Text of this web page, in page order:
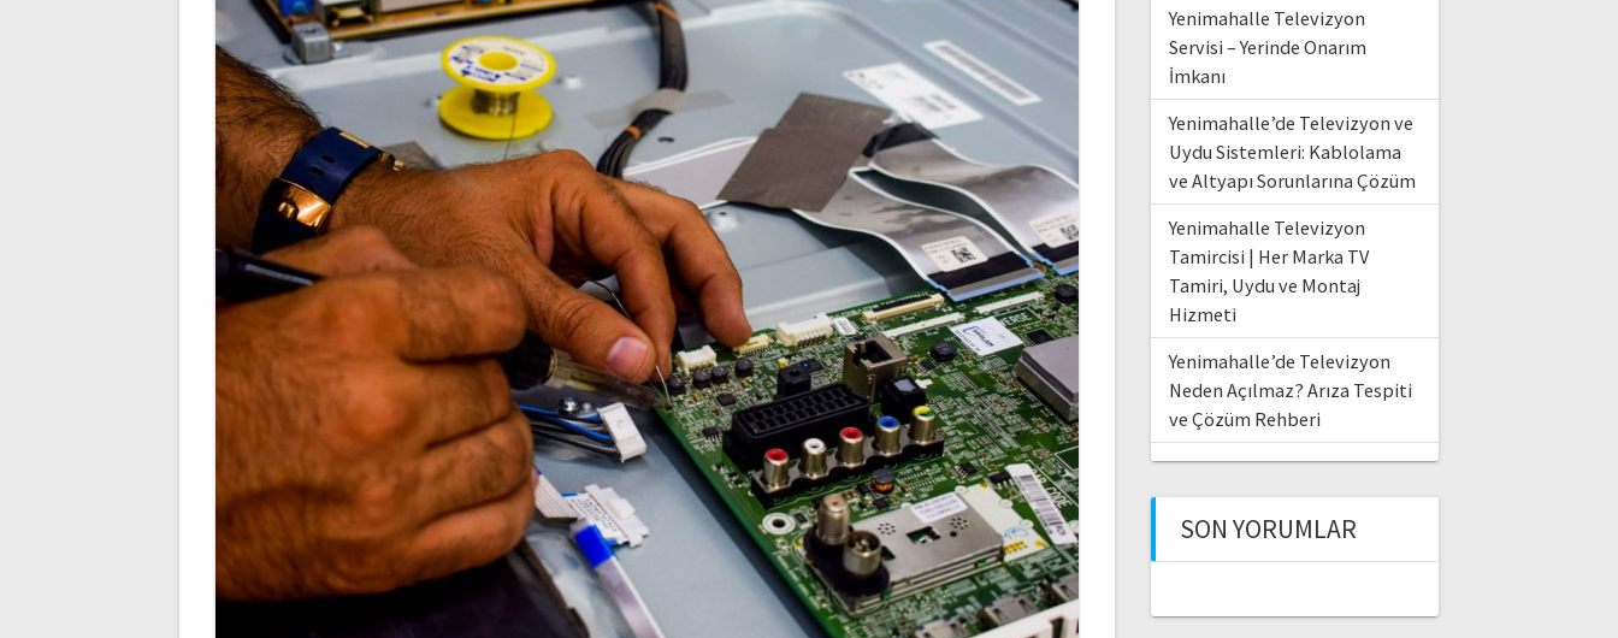
Yenimahalle Televizyon
Servisi – Yerinde Onarım
İmkanı
Yenimahalle’de Televizyon ve
Uydu Sistemleri: Kablolama
ve Altyapı Sorunlarına Çözüm
Yenimahalle Televizyon
Tamircisi | Her Marka TV
Tamiri, Uydu ve Montaj
Hizmeti
Yenimahalle’de Televizyon
Neden Açılmaz? Arıza Tespiti
ve Çözüm Rehberi
SON YORUMLAR